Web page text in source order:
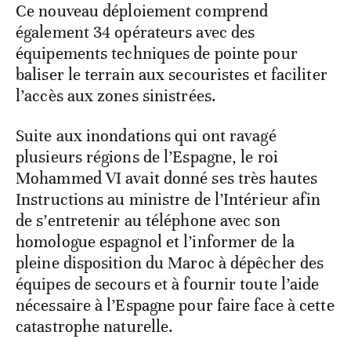
Ce nouveau déploiement comprend
également 34 opérateurs avec des
équipements techniques de pointe pour
baliser le terrain aux secouristes et faciliter
l’accès aux zones sinistrées.
Suite aux inondations qui ont ravagé
plusieurs régions de l’Espagne, le roi
Mohammed VI avait donné ses très hautes
Instructions au ministre de l’Intérieur afin
de s’entretenir au téléphone avec son
homologue espagnol et l’informer de la
pleine disposition du Maroc à dépêcher des
équipes de secours et à fournir toute l’aide
nécessaire à l’Espagne pour faire face à cette
catastrophe naturelle.